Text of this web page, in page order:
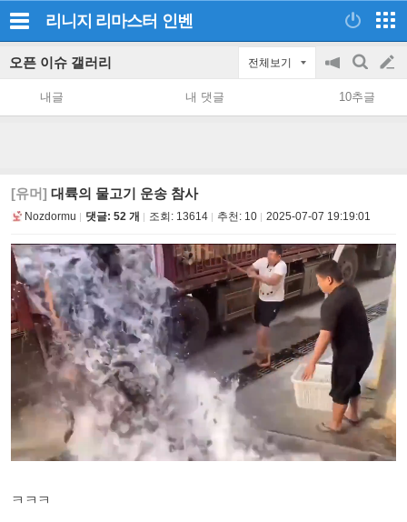
리니지 리마스터 인벤
오픈 이슈 갤러리 전체보기
공
지
on/off
검
색
글
쓰
내글 내 댓글 10추글
[유머] 대륙의 물고기 운송 참사
Nozdormu 댓글: 52 개 조회: 13614 추천: 10 2025-07-07 19:19:01
ㅋㅋㅋ